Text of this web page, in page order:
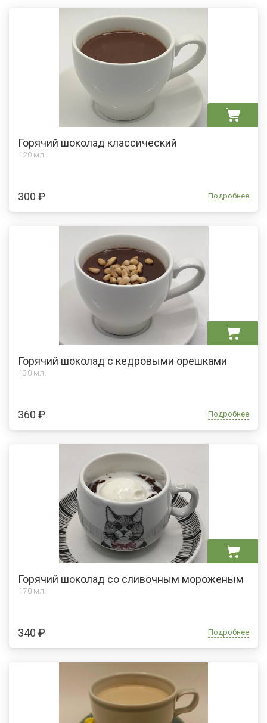
Горячий шоколад классический
120 мл.
300 ₽ Подробнее
Горячий шоколад с кедровыми орешками
130 мл.
360 ₽ Подробнее
Горячий шоколад со сливочным мороженым
170 мл.
340 ₽ Подробнее